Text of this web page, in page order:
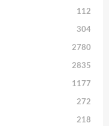
112
304
2780
2835
1177
272
218